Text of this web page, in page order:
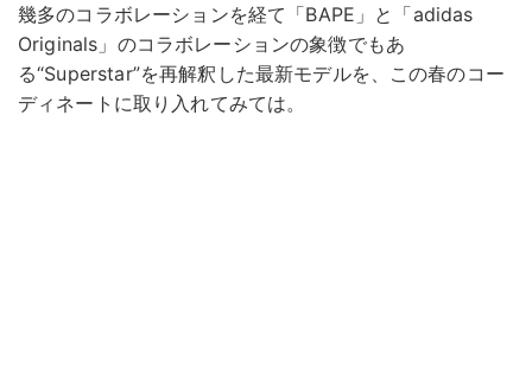
幾多のコラボレーションを経て「BAPE」と「adidas
Originals」のコラボレーションの象徴でもあ
る“Superstar”を再解釈した最新モデルを、この春のコー
ディネートに取り入れてみては。